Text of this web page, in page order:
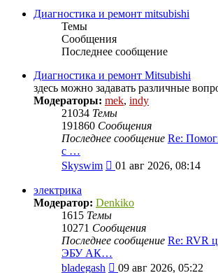
Диагностика и ремонт mitsubishi
Темы
Сообщения
Последнее сообщение
Диагностика и ремонт Mitsubishi
здесь можно задавать различные
Модераторы: mek, indy
21034 Темы
191860 Сообщения
Последнее сообщение Re:
с …
Skyswim
Перейти
сообщению
01 авг 2026, 08:14
электрика
Модератор: Denkiko
1615 Темы
10271 Сообщения
Последнее сообщение Re: RVR
ЭБУ АК…
bladegash
Перейти
09 авг 2026, 05:22